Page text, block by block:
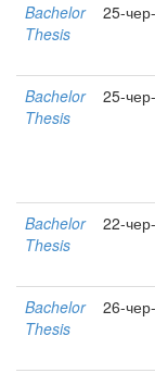
Bachelor
Thesis
25-
Bachelor
Thesis
25-
Bachelor
Thesis
22-
Bachelor
Thesis
26-